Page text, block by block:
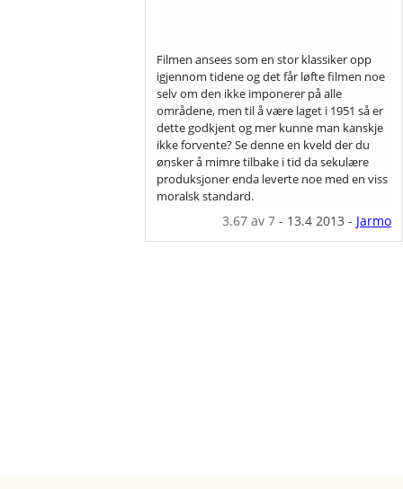
Filmen ansees som en stor klassiker opp
igjennom tidene og det får løfte filmen noe
selv om den ikke imponerer på alle
områdene, men til å være laget i 1951 så er
dette godkjent og mer kunne man kanskje
ikke forvente? Se denne en kveld der du
ønsker å mimre tilbake i tid da sekulære
produksjoner enda leverte noe med en viss
moralsk standard.
3.67av 7- 13.4 2013 - Jarmo